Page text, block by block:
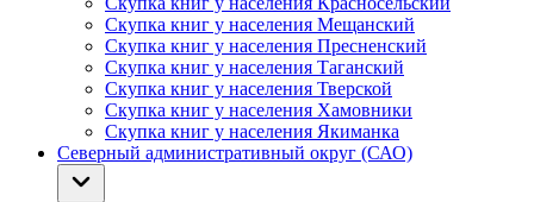
Скупка книг у населения Мещанский
Скупка книг у населения Пресненский
Скупка книг у населения Таганский
Скупка книг у населения Тверской
Скупка книг у населения Хамовники
Скупка книг у населения Якиманка
Северный административный округ (САО)